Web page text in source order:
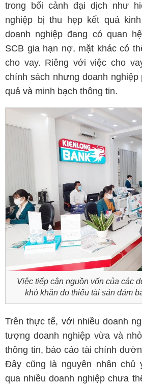
trong bối cảnh đại dịch như
nghiệp bị thu hẹp kết quả
doanh nghiệp đang có quan
SCB gia hạn nợ, mặt khác có
cho vay. Riêng với việc cho
chính sách nhưng doanh nghiệp
quả và minh bạch thông tin.
Việc tiếp cận nguồn vốn của các
khó khăn do thiếu tài sản đảm
Trên thực tế, với nhiều doanh
tượng doanh nghiệp vừa và
thông tin, báo cáo tài chính
Đây cũng là nguyên nhân chủ
qua nhiều doanh nghiệp chưa